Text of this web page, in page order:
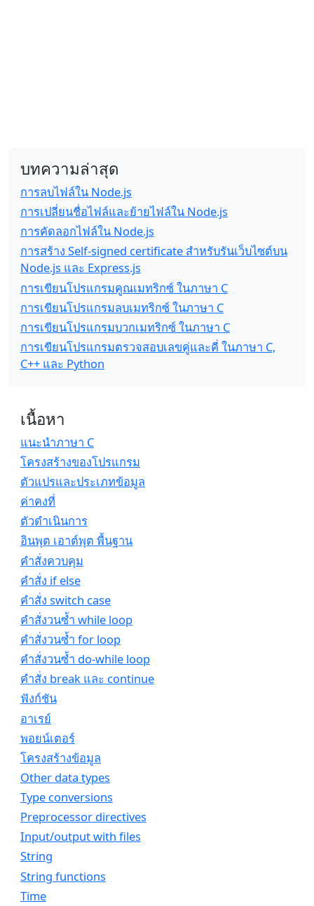
บทความล่าสุด
การลบไฟล์ใน Node.js
การเปลี่ยนชื่อไฟล์และย้ายไฟล์ใน Node.js
การคัดลอกไฟล์ใน Node.js
การสร้าง Self-signed certificate สำหรับรันเว็บไซต์บน
Node.js และ Express.js
การเขียนโปรแกรมคูณเมทริกซ์ ในภาษา C
การเขียนโปรแกรมลบเมทริกซ์ ในภาษา C
การเขียนโปรแกรมบวกเมทริกซ์ ในภาษา C
การเขียนโปรแกรมตรวจสอบเลขคู่และคี่ ในภาษา C,
C++ และ Python
เนื้อหา
แนะนำภาษา C
โครงสร้างของโปรแกรม
ตัวแปรและประเภทข้อมูล
ค่าคงที่
ตัวดำเนินการ
อินพุต เอาต์พุต พื้นฐาน
คำสั่งควบคุม
คำสั่ง if else
คำสั่ง switch case
คำสั่งวนซ้ำ while loop
คำสั่งวนซ้ำ for loop
คำสั่งวนซ้ำ do-while loop
คำสั่ง break และ continue
ฟังก์ชัน
อาเรย์
พอยน์เตอร์
โครงสร้างข้อมูล
Other data types
Type conversions
Preprocessor directives
Input/output with files
String
String functions
Time